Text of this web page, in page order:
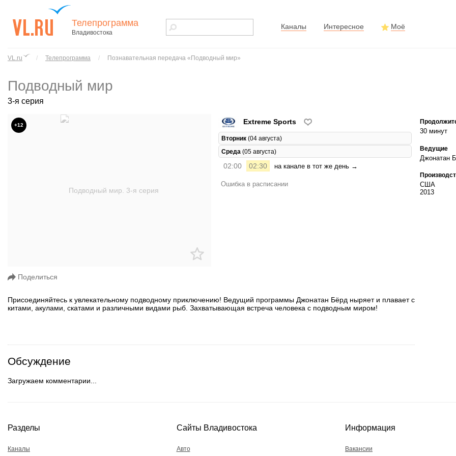
города
Владивостока
Телепрограмма
Владивостока
Каналы Интересное Моё
VL.ru / Телепрограмма / Познавательная передача «Подводный мир»
Подводный мир
3-я серия
+12
Поделиться
Extreme Sports
Вторник (04 августа)
Среда (05 августа)
02:00 02:30 на канале в тот же день →
Ошибка в расписании
Присоединяйтесь к увлекательному подводному приключению! Ведущий программы Джонатан Бёрд ныряет и плавает с
китами, акулами, скатами и различными видами рыб. Захватывающая встреча человека с подводным миром!
30 минут
Ведущие
Джонатан
США
2013
Обсуждение
Загружаем комментарии...
Разделы
Каналы
Сайты Владивостока
Авто
Информация
Вакансии